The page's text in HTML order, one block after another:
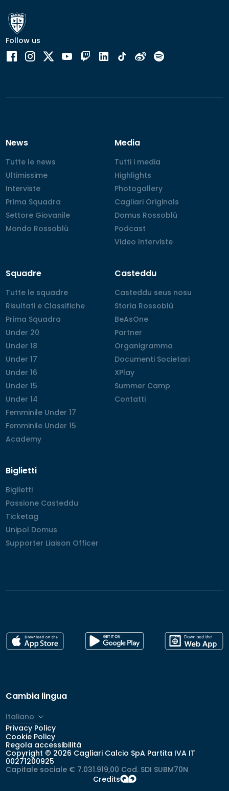
Follow us
News
Tutte le news
Tutte le news
Ultimissime
Ultimissime
Interviste
Interviste
Prima Squadra
Prima Squadra
Settore Giovanile
Settore Giovanile
Mondo Rossoblù
Mondo Rossoblù
Media
Tutti i media
Tutti i media
Highlights
Highlights
Photogallery
Photogallery
Cagliari Originals
Cagliari Originals
Domus Rossoblù
Domus Rossoblù
Podcast
Podcast
Video Interviste
Video Interviste
Squadre
Tutte le squadre
Tutte le squadre
Risultati e Classifiche
Risultati e Classifiche
Prima Squadra
Prima Squadra
Under 20
Under 20
Under 18
Under 18
Under 17
Under 17
Under 16
Under 16
Under 15
Under 15
Under 14
Under 14
Femminile Under 17
Femminile Under 17
Femminile Under 15
Femminile Under 15
Academy
Academy
Casteddu
Casteddu seus nosu
Casteddu seus nosu
Storia Rossoblù
Storia Rossoblù
BeAsOne
BeAsOne
Partner
Partner
Organigramma
Organigramma
Documenti Societari
Documenti Societari
XPlay
XPlay
Summer Camp
Summer Camp
Contatti
Contatti
Biglietti
Biglietti
Biglietti
Passione Casteddu
Passione Casteddu
Ticketag
Ticketag
Unipol Domus
Unipol Domus
Supporter Liaison Officer
Supporter Liaison Officer
Cambia lingua
Italiano
Privacy Policy
Cookie Policy
Regola accessibilità
Copyright © 2026 Cagliari Calcio SpA Partita IVA IT
00271200925
Capitale sociale € 7.031.919,00 Cod. SDI SUBM70N
Credits